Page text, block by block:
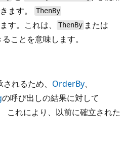
ます。
ThenBy
す。これは、 ThenBy または
ことを意味します。
れるため、 OrderBy、
の呼び出しの結果に対して
これにより、以前に確立された